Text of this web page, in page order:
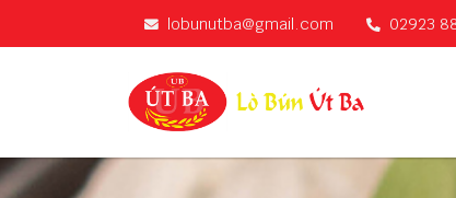
lobunutba@gmail.com 02923